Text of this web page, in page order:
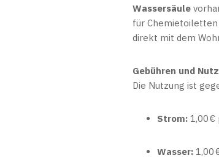
Wassersäule
für
direkt mit dem
Gebühren und
Die Nutzung ist
Strom: 1,00 €
Wasser: 1,00